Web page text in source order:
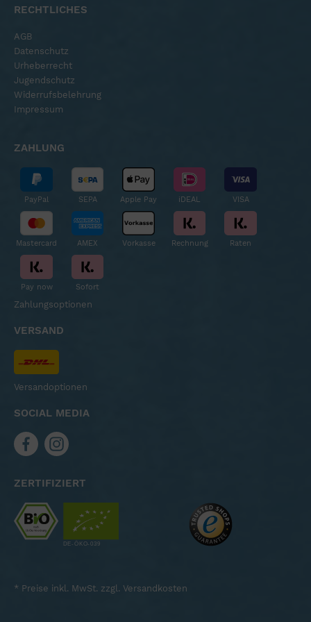
RECHTLICHES
AGB
Datenschutz
Urheberrecht
Jugendschutz
Widerrufsbelehrung
Impressum
ZAHLUNG
PayPal SEPA Apple Pay iDEAL VISA
Mastercard AMEX Vorkasse Rechnung Raten
Pay now Sofort
Zahlungsoptionen
VERSAND
Versandoptionen
SOCIAL MEDIA
ZERTIFIZIERT
* Preise inkl. MwSt. zzgl. Versandkosten